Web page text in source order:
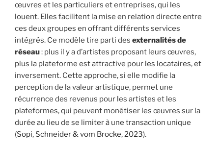
œuvres et les particuliers et entreprises, qui les
louent. Elles facilitent la mise en relation directe entre
ces deux groupes en offrant différents services
intégrés. Ce modèle tire parti des externalités de
réseau: plus il y a d’artistes proposant leurs œuvres,
plus la plateforme est attractive pour les locataires, et
inversement. Cette approche, si elle modifie la
perception de la valeur artistique, permet une
récurrence des revenus pour les artistes et les
plateformes, qui peuvent monétiser les œuvres sur la
durée au lieu de se limiter à une transaction unique
(Sopi, Schneider & vom Brocke, 2023).